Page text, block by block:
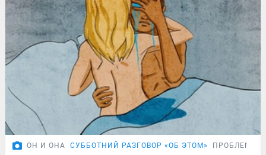
ОН И ОНА СУББОТНИЙ РАЗГОВОР «ОБ ЭТОМ» ПРОБЛЕМА